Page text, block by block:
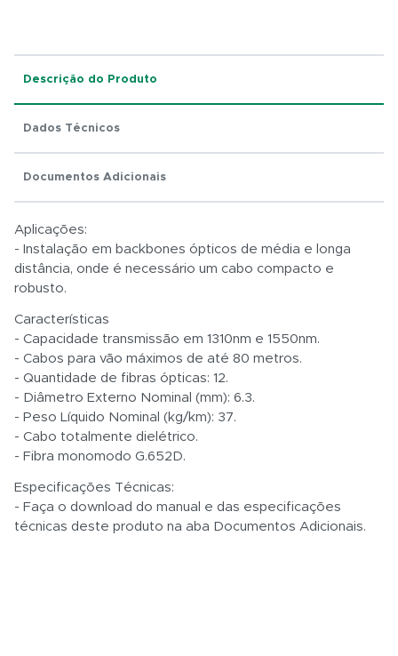
Total:
R$ 0,01
Descrição do Produto
Dados Técnicos
Documentos Adicionais
Aplicações:
- Instalação em backbones ópticos de média e longa
distância, onde é necessário um cabo compacto e
robusto.
Características
- Capacidade transmissão em 1310nm e 1550nm.
- Cabos para vão máximos de até 80 metros.
- Quantidade de fibras ópticas: 12.
- Diâmetro Externo Nominal (mm): 6.3.
- Peso Líquido Nominal (kg/km): 37.
- Cabo totalmente dielétrico.
- Fibra monomodo G.652D.
Especificações Técnicas:
- Faça o download do manual e das especificações
técnicas deste produto na aba Documentos Adicionais.